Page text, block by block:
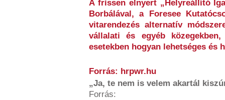
A frissen elnyert „Helyreállító
Borbálával, a Foresee
vitarendezés alternatív
vállalati és egyéb
esetekben hogyan lehetséges és
Forrás: hrpwr.hu
„Ja, te nem is velem akartál
Forrás: